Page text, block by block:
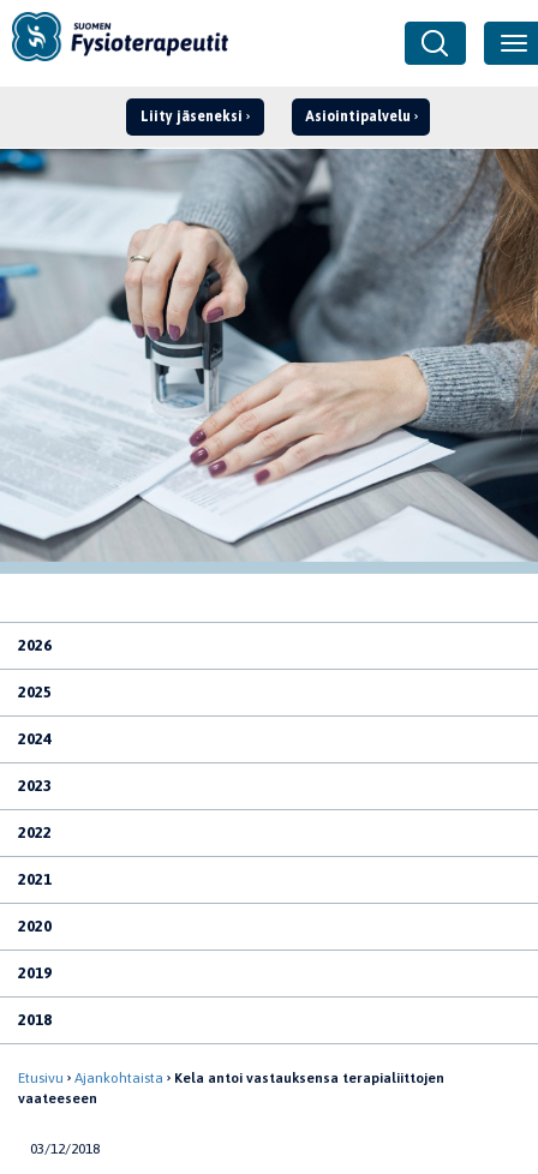
Liity jäseneksi Asiointipalvelu
Kirjaudu ›
2026
2025
2024
2023
2022
2021
2020
2019
2018
Etusivu Ajankohtaista
Kela antoi vastauksensa terapialiittojen
vaateeseen
03/12/2018